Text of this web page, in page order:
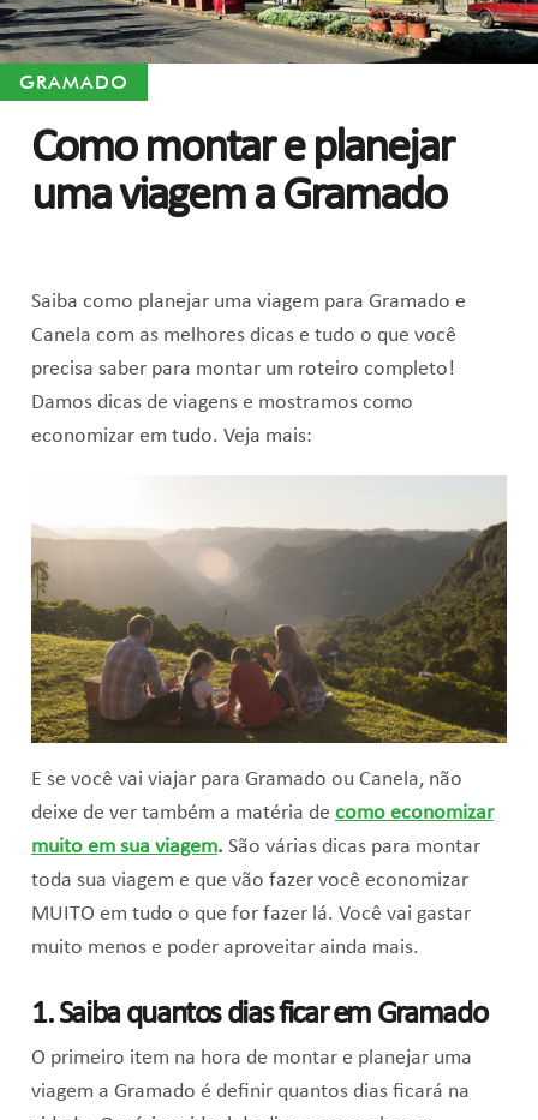
GRAMADO
Como montar e planejar
uma viagem a Gramado
Saiba como planejar uma viagem para Gramado e
Canela com as melhores dicas e tudo o que você
precisa saber para montar um roteiro completo!
Damos dicas de viagens e mostramos como
economizar em tudo. Veja mais:
E se você vai viajar para Gramado ou Canela, não
deixe de ver também a matéria de como economizar
muito em sua viagem. São várias dicas para montar
toda sua viagem e que vão fazer você economizar
MUITO em tudo o que for fazer lá. Você vai gastar
muito menos e poder aproveitar ainda mais.
1. Saiba quantos dias ficar em Gramado
O primeiro item na hora de montar e planejar uma
viagem a Gramado é definir quantos dias ficará na